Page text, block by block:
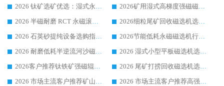
2026 钛矿选矿优选：湿式永磁筒式磁选机源头厂家华体会手机网页版-华体会(中国) 综合解析
2026矿用湿式高梯度强磁磁选机选购指南，临朐靠谱磁电生产厂家华体会手机网页版-华体会(中国) 详解
2026 半磁耐磨 RCT 永磁滚筒选购指南，临朐源头生产厂家华体会手机网页版-华体会(中国) 实测分享
2026细粒尾矿回收磁选机选购指南 产业集群优质生产厂家华体会手机网页版-华体会(中国) 解析
2026 石英砂提纯设备选购指南：华体会手机网页版-华体会(中国) 提纯磁选机厂家综合解读
2026节能低耗永磁磁选机行业优选标杆 临朐华体会手机网页版-华体会(中国) 专业生产厂家
2026 耐磨低耗半逆流河沙磁选机选购指南 临朐产业集群源头厂华体会手机网页版-华体会(中国) 详细解析
2026 湿式小型平板磁选机选矿适配设备 临朐华体会手机网页版-华体会(中国) 实体生产厂家直供
2026客户推荐钛铁矿强磁辊式磁选机，临朐靠谱生产厂家华体会手机网页版-华体会(中国) 详解
2026 尾矿打捞回收磁选机选购 主流市场推荐实力生产厂家
2026 市场主流客户推荐矿山磁选机靠谱生产厂家选华体会手机网页版-华体会(中国)
2026 市场主流客户推荐高强磁高效磁选机靠谱生产厂家